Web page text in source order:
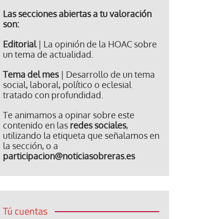
Las secciones abiertas a tu valoración
son:
Editorial| La opinión de la HOAC sobre
un tema de actualidad.
Tema del mes| Desarrollo de un tema
social, laboral, político o eclesial
tratado con profundidad.
Te animamos a opinar sobre este
contenido en las redes sociales,
utilizando la etiqueta que señalamos en
la sección, o a
participacion@noticiasobreras.es
Tú cuentas